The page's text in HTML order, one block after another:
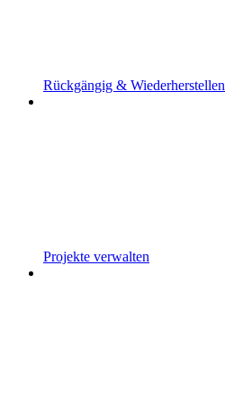
Rückgängig & Wiederherstellen
Projekte verwalten